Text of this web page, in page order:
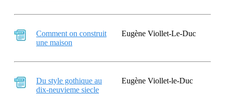
Comment on construit
une maison
Eugène Viollet-Le-Duc
Du style gothique au
dix-neuvieme siecle
Eugène Viollet-le-Duc